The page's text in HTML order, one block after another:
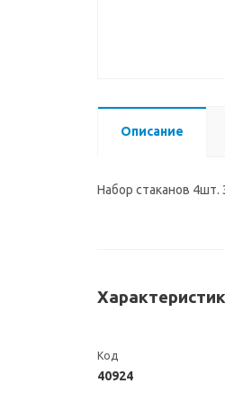
Описание
Набор стаканов 4шт.
Код
40924